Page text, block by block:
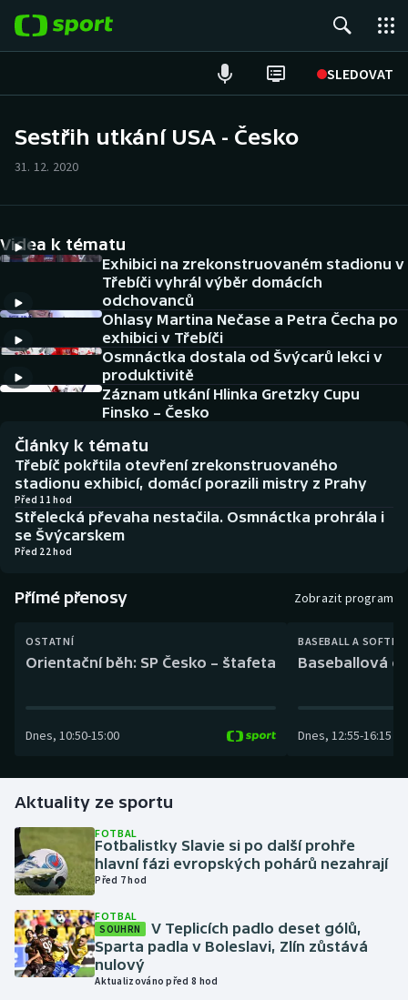
SLEDOVAT
Hokej
Tenis
Atletika
DALŠÍ SPORTY
Americký fotbal
Baseball a softbal
Basketbal
Biatlon
Boby a skeleton
Box
Curling
Golf
Gymnastika
Házená
Jezdectví
NEPŘEHLÉDNĚTE
Historické návraty
Aplikace ČT sport
AZ kvíz
Sestřih utkání USA - Česko
31. 12. 2020
Videa k tématu
Exhibici na zrekonstruovaném stadionu v
Třebíči vyhrál výběr domácích
odchovanců
Ohlasy Martina Nečase a Petra Čecha po
exhibici v Třebíči
Osmnáctka dostala od Švýcarů lekci v
produktivitě
Záznam utkání Hlinka Gretzky Cupu
Finsko – Česko
Články k tématu
Třebíč pokřtila otevření zrekonstruovaného
stadionu exhibicí, domácí porazili mistry z Prahy
Před 11 hod
Střelecká převaha nestačila. Osmnáctka prohrála i
se Švýcarskem
Před 22 hod
Přímé přenosy Zobrazit program
OSTATNÍ
Orientační běh: SP Česko – štafeta
Dnes, 10:50-15:00
BASEBALL A
Baseballová
Dnes, 12:55-16:15
Aktuality ze sportu
FOTBAL
Fotbalistky Slavie si po další prohře
hlavní fázi evropských pohárů nezahrají
Před 7 hod
FOTBAL
SOUHRN
V Teplicích padlo deset gólů,
Sparta padla v Boleslavi, Zlín zůstává
nulový
Aktualizováno před 8 hod